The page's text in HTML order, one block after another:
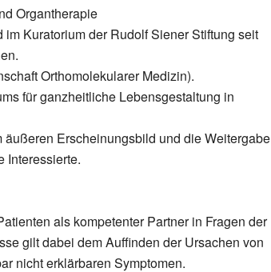
Organtherapie
Kuratorium der Rudolf Siener Stiftung seit
Orthomolekularer Medizin).
für ganzheitliche Lebensgestaltung in
Erscheinungsbild und die Weitergabe
Interessierte.
als kompetenter Partner in Fragen der
gilt dabei dem Auffinden der Ursachen von
nicht erklärbaren Symptomen.